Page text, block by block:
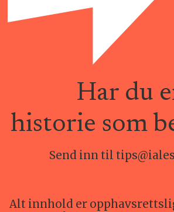
Har du
historie som
Send inn til
Alt innhold er